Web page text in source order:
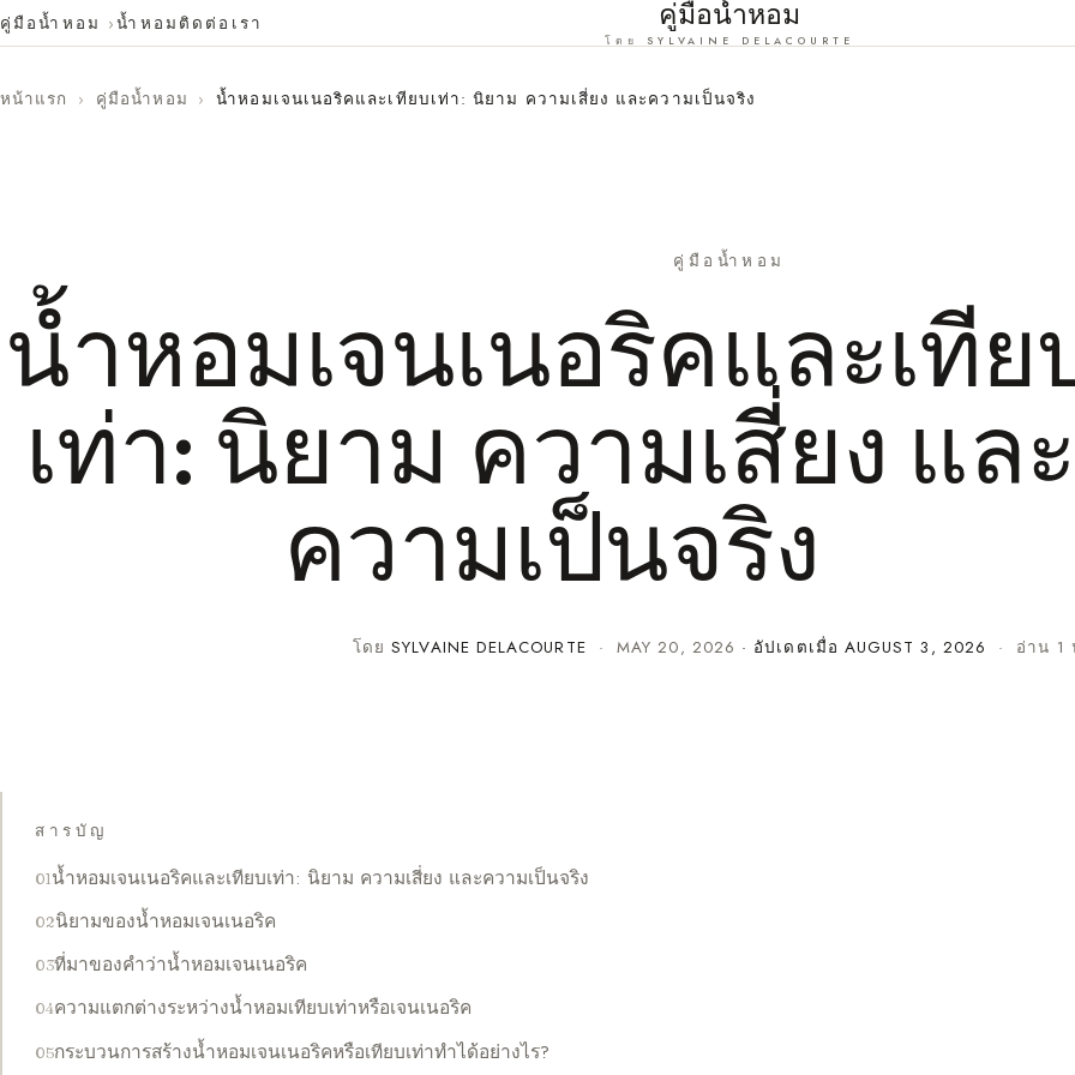
คู่มือน้ำหอม น้ำหอม ติดต่อเรา คู่มือน้ำหอม
โดย SYLVAINE DELACOURTE
หน้าแรก › คู่มือน้ำหอม › น้ำหอมเจนเนอริคและเทียบเท่า: นิยาม ความเสี่ยง และความเป็นจริง
คู่มือน้ำหอม
น้ำหอมเจนเนอริคและเทีย
เท่า: นิยาม ความเสี่ยง และ
ความเป็นจริง
โดยSYLVAINE DELACOURTE ·MAY 20, 2026 · อัปเดตเมื่อ AUGUST 3, 2026 · อ่าน 1
สารบัญ
น้ำหอมเจนเนอริคและเทียบเท่า: นิยาม ความเสี่ยง และความเป็นจริง
นิยามของน้ำหอมเจนเนอริค
ที่มาของคำว่าน้ำหอมเจนเนอริค
ความแตกต่างระหว่างน้ำหอมเทียบเท่าหรือเจนเนอริค
กระบวนการสร้างน้ำหอมเจนเนอริคหรือเทียบเท่าทำได้อย่างไร?